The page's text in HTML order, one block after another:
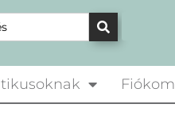
Fiókom